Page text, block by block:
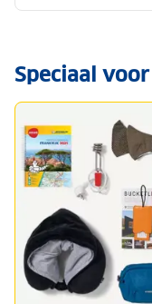
Speciaal